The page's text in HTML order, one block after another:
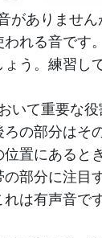
ありませ
われる音で
う。練習し
いて重要な
の部分は
置にある
部分に注
は有声音です